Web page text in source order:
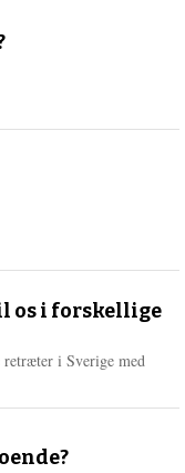
os i forskellige
retræter i Sverige med